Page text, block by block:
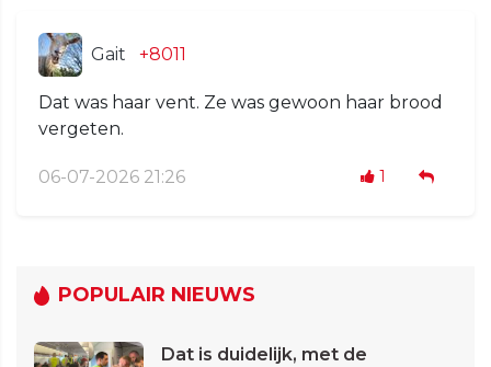
Gait +8011
Dat was haar vent. Ze was gewoon haar brood
vergeten.
06-07-2026 21:26 1
POPULAIR NIEUWS
Dat is duidelijk, met de